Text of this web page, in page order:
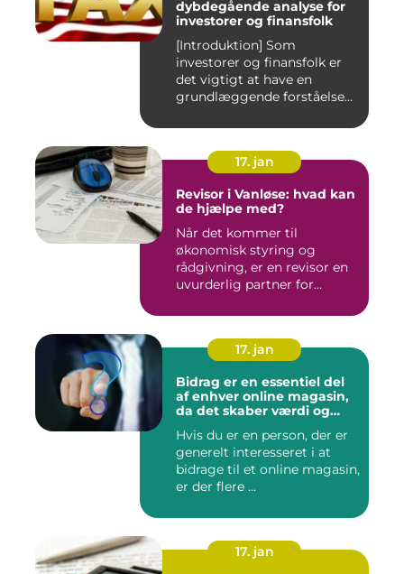
dybdegående analyse for
investorer og finansfolk
[Introduktion] Som
investorer og finansfolk er
det vigtigt at have en
grundlæggende forståelse
17. jan
Revisor i Vanløse: hvad kan
de hjælpe med?
Når det kommer til
økonomisk styring og
rådgivning, er en revisor en
uvurderlig partner for
17. jan
Bidrag er en essentiel del
af enhver online magasin,
da det skaber værdi og
engagerer læsere og
bidragsydere
Hvis du er en person, der er
generelt interesseret i at
bidrage til et online magasin,
er der flere ...
17. jan